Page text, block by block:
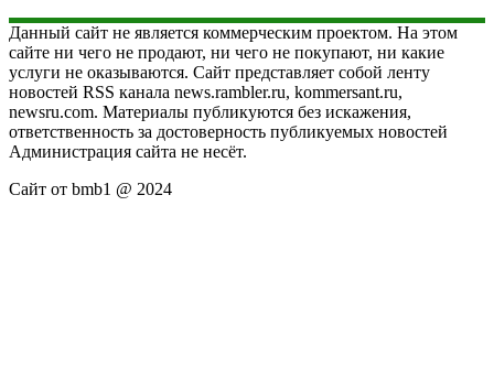
Данный сайт не является коммерческим проектом. На этом
сайте ни чего не продают, ни чего не покупают, ни какие
услуги не оказываются. Сайт представляет собой ленту
новостей RSS канала news.rambler.ru, kommersant.ru,
newsru.com. Материалы публикуются без искажения,
ответственность за достоверность публикуемых новостей
Администрация сайта не несёт.
Сайт от bmb1 @ 2024